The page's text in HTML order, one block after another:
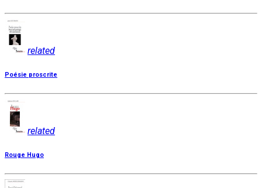
related
Poésie proscrite
related
Rouge Hugo